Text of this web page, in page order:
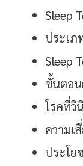
Sleep
ประเภ
Sleep
ขั้นตอน
โรคที่วิ
ความเ
ประโย